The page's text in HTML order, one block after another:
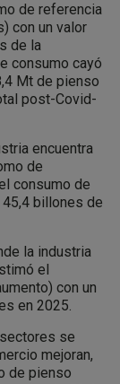
de referencia
con un valor
de la
consumo cayó
Mt de pienso
post-Covid-
encuentra
de
consumo de
billones de
la industria
el
con un
en 2025.
se
mejoran,
de pienso